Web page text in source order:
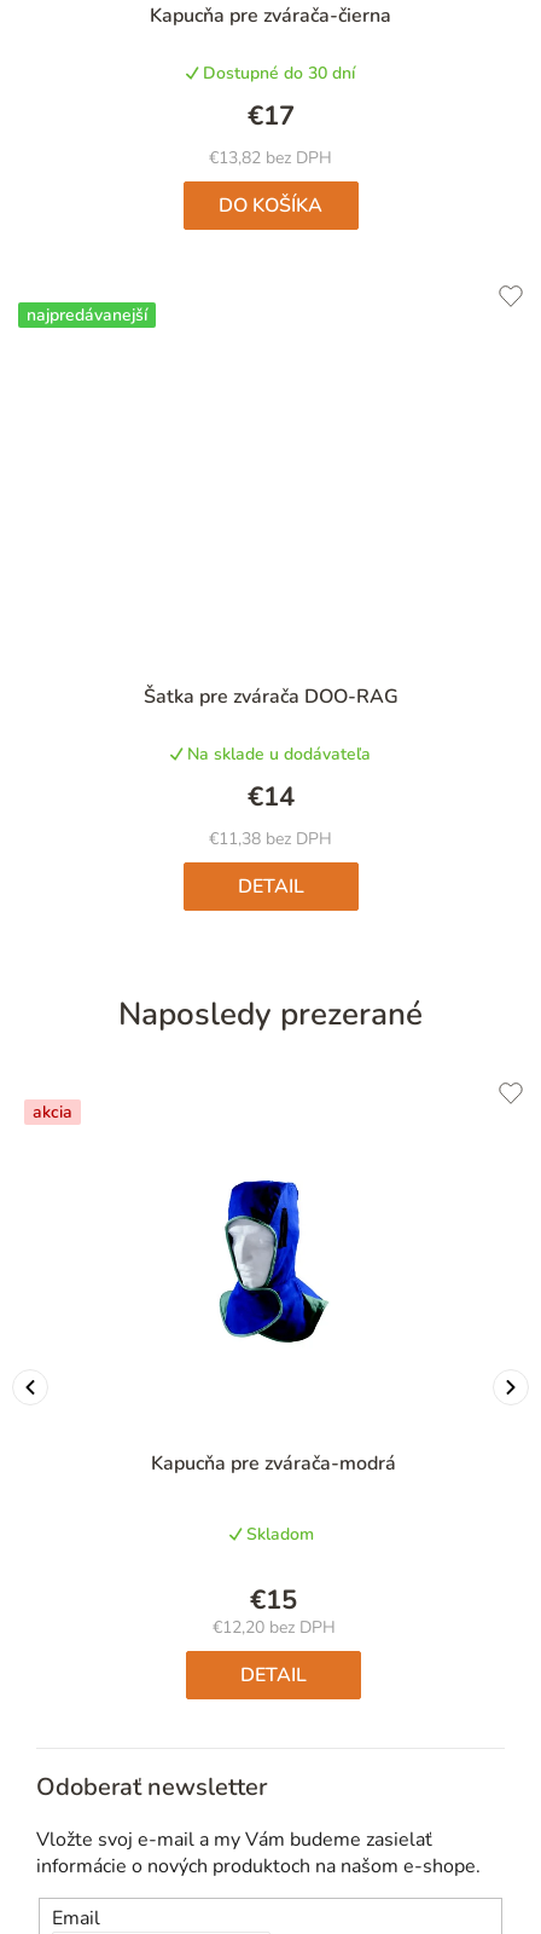
Kapucňa pre zvárača-čierna
hodnotenie
je
5,0
z
5
hviezdičiek.
Dostupné do 30 dní
€13,82 bez DPH
€17
DO KOŠÍKA
najpredávanejší
Šatka pre zvárača DOO-RAG
hodnotenie
je
4,9
z
5
hviezdičiek.
Na sklade u dodávateľa
€11,38 bez DPH
€14
DETAIL
Naposledy prezerané
akcia
Kapucňa pre zvárača-modrá
Skladom
€15
€12,20 bez DPH
Jednotková
cena:
DETAIL
Odoberať newsletter
Vložte svoj e-mail a my Vám budeme zasielať
informácie o nových produktoch na našom e-shope.
Email